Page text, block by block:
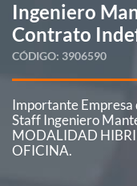
Ingeniero
Contrato
CÓDIGO: 3906590
Importante
Staff Ingeniero
MODALIDAD
OFICINA.